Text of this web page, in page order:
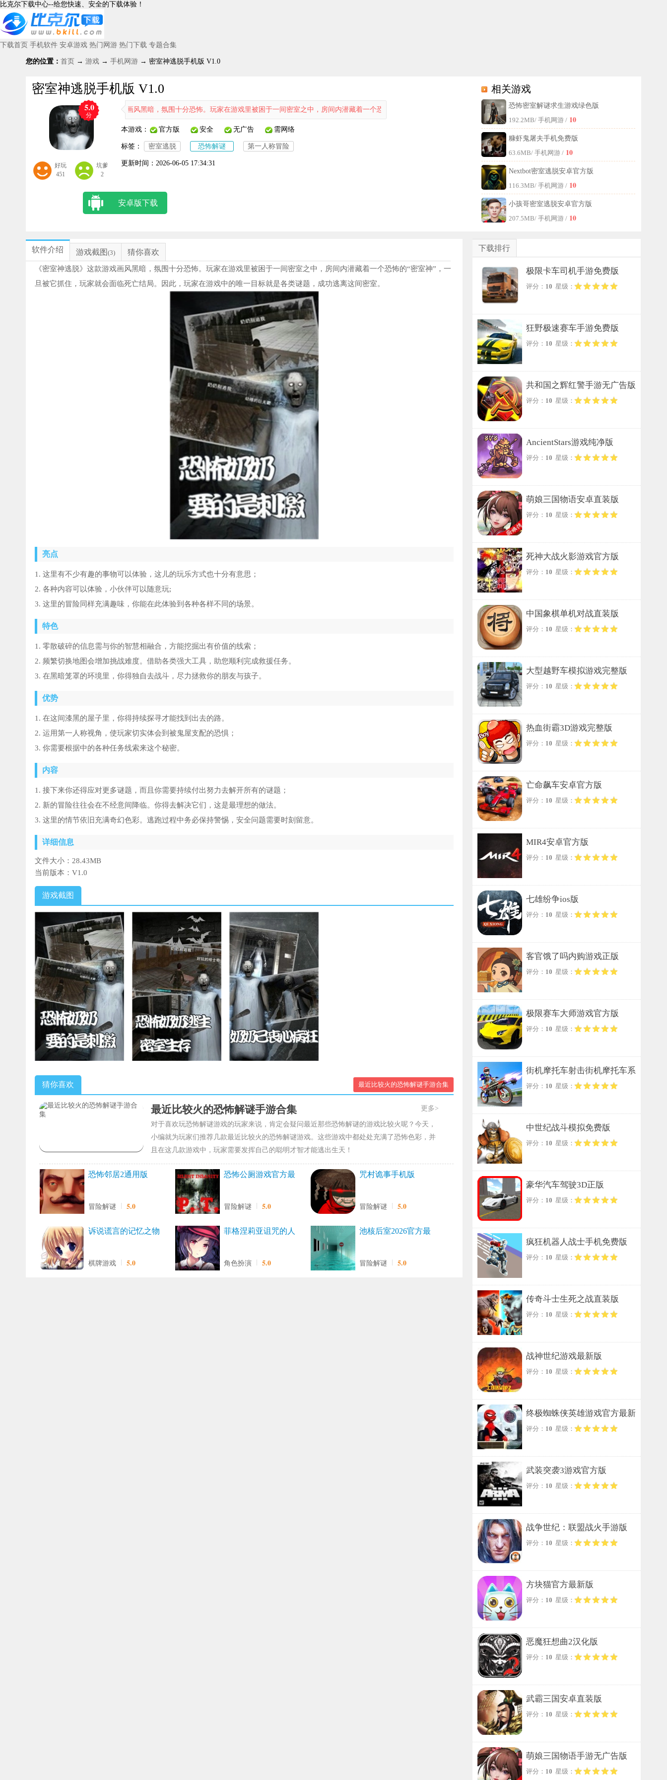
比克尔下载中心--给您快速、安全的下载体验！
下载首页 手机软件 安卓游戏 热门网游 热门下载 专题合集
您的位置： 首页 → 游戏 → 手机网游 → 密室神逃脱手机版 V1.0
密室神逃脱手机版 V1.0
5.0
分
好玩
451
坑爹
2
《密室神逃脱》这款游戏画风黑暗，氛围十分恐怖。玩家在游戏里被困于一间密室之中，房间内潜藏着一个恐怖的“密室神”，一旦被它抓住，玩家就会面临死亡结局。因此，玩家在游戏中的唯一目标就是破解各类谜
本游戏： 官方版 安全 无广告 需网络
标签： 密室逃脱 恐怖解谜 第一人称冒险
更新时间： 2026-06-05 17:34:31
安卓版下载
相关游戏
恐怖密室解谜求生游戏绿色版
192.2MB/ 手机网游 / 10
糠虾鬼屠夫手机免费版
63.6MB/ 手机网游 / 10
Nextbot密室逃脱安卓官方版
116.3MB/ 手机网游 / 10
小孩哥密室逃脱安卓官方版
207.5MB/ 手机网游 / 10
软件介绍 游戏截图 (3) 猜你喜欢
《密室神逃脱》这款游戏画风黑暗，氛围十分恐怖。玩家在游戏里被困于一间密室之中，房间内潜藏着一个恐怖的“密室神”，一
旦被它抓住，玩家就会面临死亡结局。因此，玩家在游戏中的唯一目标就是各类谜题，成功逃离这间密室。
亮点
1. 这里有不少有趣的事物可以体验，这儿的玩乐方式也十分有意思；
2. 各种内容可以体验，小伙伴可以随意玩;
3. 这里的冒险同样充满趣味，你能在此体验到各种各样不同的场景。
特色
1. 零散破碎的信息需与你的智慧相融合，方能挖掘出有价值的线索；
2. 频繁切换地图会增加挑战难度。借助各类强大工具，助您顺利完成救援任务。
3. 在黑暗笼罩的环境里，你得独自去战斗，尽力拯救你的朋友与孩子。
优势
1. 在这间漆黑的屋子里，你得持续探寻才能找到出去的路。
2. 运用第一人称视角，使玩家切实体会到被鬼屋支配的恐惧；
3. 你需要根据中的各种任务线索来这个秘密。
内容
1. 接下来你还得应对更多谜题，而且你需要持续付出努力去解开所有的谜题；
2. 新的冒险往往会在不经意间降临。你得去解决它们，这是最理想的做法。
3. 这里的情节依旧充满奇幻色彩。逃跑过程中务必保持警惕，安全问题需要时刻留意。
详细信息
文件大小： 28.43MB
当前版本： V1.0
游戏截图
猜你喜欢 最近比较火的恐怖解谜手游合集
最近比较火的恐怖解谜手游合集 更多>
对于喜欢玩恐怖解谜游戏的玩家来说，肯定会疑问最近那些恐怖解谜的游戏比较火呢？今天，
小编就为玩家们推荐几款最近比较火的恐怖解谜游戏。这些游戏中都处处充满了恐怖色彩，并
且在这几款游戏中，玩家需要发挥自己的聪明才智才能逃出生天！
恐怖邻居2通用版
冒险解谜 5.0
恐怖公厕游戏官方最
冒险解谜 5.0
咒村诡事手机版
冒险解谜 5.0
诉说谎言的记忆之物
棋牌游戏 5.0
菲格涅莉亚诅咒的人
角色扮演 5.0
池核后室2026官方最
冒险解谜 5.0
下载排行
极限卡车司机手游免费版
评分： 10 星级：
狂野极速赛车手游免费版
评分： 10 星级：
共和国之辉红警手游无广告版
评分： 10 星级：
AncientStars游戏纯净版
评分： 10 星级：
萌娘三国物语安卓直装版
评分： 10 星级：
死神大战火影游戏官方版
评分： 10 星级：
中国象棋单机对战直装版
评分： 10 星级：
大型越野车模拟游戏完整版
评分： 10 星级：
热血街霸3D游戏完整版
评分： 10 星级：
亡命飙车安卓官方版
评分： 10 星级：
MIR4安卓官方版
评分： 10 星级：
七雄纷争ios版
评分： 10 星级：
客官饿了吗内购游戏正版
评分： 10 星级：
极限赛车大师游戏官方版
评分： 10 星级：
街机摩托车射击街机摩托车系
列手游无广告版
评分： 10 星级：
中世纪战斗模拟免费版
评分： 10 星级：
豪华汽车驾驶3D正版
评分： 10 星级：
疯狂机器人战士手机免费版
评分： 10 星级：
传奇斗士生死之战直装版
评分： 10 星级：
战神世纪游戏最新版
评分： 10 星级：
终极蜘蛛侠英雄游戏官方最新
版
评分： 10 星级：
武装突袭3游戏官方版
评分： 10 星级：
战争世纪：联盟战火手游版
评分： 10 星级：
方块猫官方最新版
评分： 10 星级：
恶魔狂想曲2汉化版
评分： 10 星级：
武霸三国安卓直装版
评分： 10 星级：
萌娘三国物语手游无广告版
评分： 10 星级：